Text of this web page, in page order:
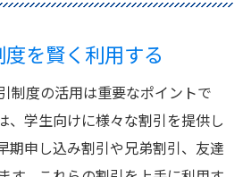
を賢く利用する
制度の活用は重要なポイントで
、学生向けに様々な割引を提供し
期申し込み割引や兄弟割引、友達